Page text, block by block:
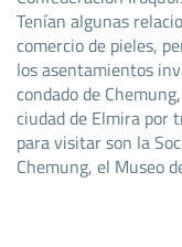
Tenían algunas
comercio de pieles,
los asentamientos
condado de
ciudad de Elmira por
para visitar son la
Chemung, el Museo